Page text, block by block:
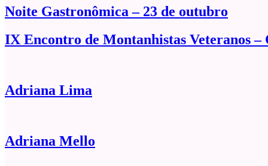
Noite Gastronômica – 23 de outubro
IX Encontro de Montanhistas Veteranos –
Adriana Lima
Adriana Mello